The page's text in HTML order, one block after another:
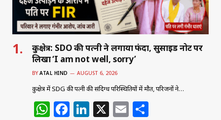
कुरुक्षेत्र: SDO की पत्नी ने लगाया फंदा, सुसाइड नोट पर
लिखा ‘I am not well, sorry’
BY ATAL HIND AUGUST 6, 2026
कुरुक्षेत्र में SDG की पत्नी की संदिग्ध परिस्थितियों में मौत, परिजनों ने…
W F Li X E